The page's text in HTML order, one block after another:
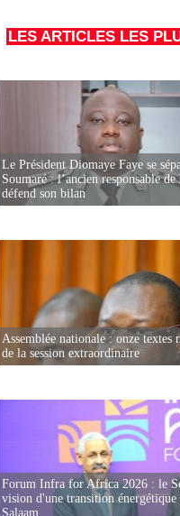
LES ARTICLES LES
Le Président Diomaye Faye se
Soumaré : l’ancien responsable
défend son bilan
Assemblée nationale : onze textes
de la session extraordinaire
Forum Infra for Africa 2026 : le
vision d'une transition énergétique
Salaam